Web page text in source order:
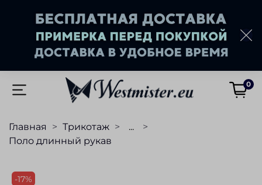
0
Главная Трикотаж
...
Поло длинный рукав
-17%